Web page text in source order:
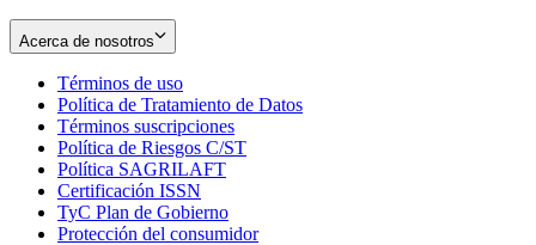
Acerca de nosotros
Términos de uso
in
new
window
Política de Tratamiento de Datos
Términos suscripciones
in
Política de Riesgos C/ST
Política SAGRILAFT
new
window
Certificación ISSN
in
new
TyC Plan de Gobierno
in
Protección del consumidorOpens